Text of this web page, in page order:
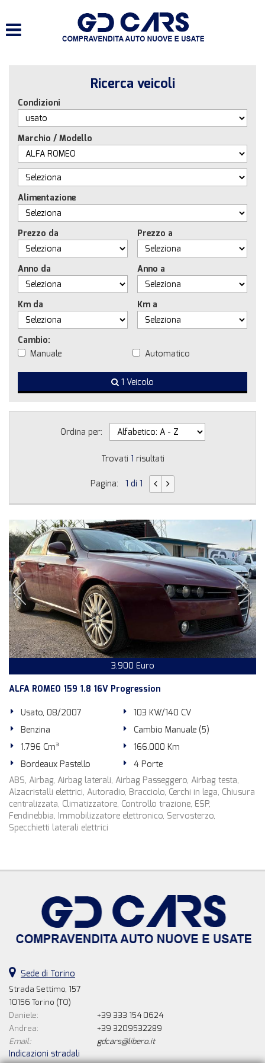
ACQUISTIAMO USATO E
VEICOLI COMMERCIALI
CONTATTI
Ricerca veicoli
Condizioni
Marchio / Modello
Alimentazione
Prezzo da Prezzo a
Anno da Anno a
Km da Km a
Cambio:
Manuale
Automatico
1 Veicolo
Ordina per:
Trovati 1 risultati
Pagina: 1 di 1
3.900 Euro
ALFA ROMEO 159 1.8 16V Progression
Usato, 08/2007
103 KW/140 CV
Benzina
Cambio Manuale (5)
1.796 Cm³
166.000 Km
Bordeaux Pastello
4 Porte
ABS, Airbag, Airbag laterali, Airbag Passeggero, Airbag testa,
Alzacristalli elettrici, Autoradio, Bracciolo, Cerchi in lega, Chiusura
centralizzata, Climatizzatore, Controllo trazione, ESP,
Fendinebbia, Immobilizzatore elettronico, Servosterzo,
Specchietti laterali elettrici
Sede di Torino
Strada Settimo, 157
10156 Torino (TO)
Daniele:
+39 333 154 0624
Andrea:
+39 3209532289
Email:
gdcars@libero.it
Indicazioni stradali